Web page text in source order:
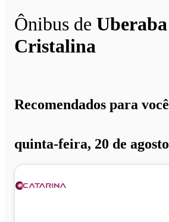
Ônibus de Uberaba
Cristalina
Recomendados para você
quinta-feira, 20 de agosto